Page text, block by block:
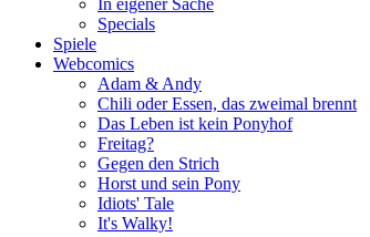
Specials
Spiele
Webcomics
Adam & Andy
Chili oder Essen, das zweimal brennt
Das Leben ist kein Ponyhof
Freitag?
Gegen den Strich
Horst und sein Pony
Idiots' Tale
It's Walky!